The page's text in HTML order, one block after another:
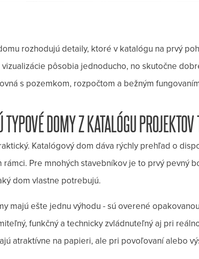
rozhodujú detaily, ktoré v katalógu na prvý
pôsobia jednoducho, no skutočne
s pozemkom, rozpočtom a bežným
TYPOVÉ DOMY Z KATALÓGU
Katalógový dom dáva rýchly prehľad o
rámci. Pre mnohých stavebníkov je to prvý pevný
dom vlastne potrebujú.
majú ešte jednu výhodu - sú overené
funkčný a technicky zvládnuteľný aj pri
atraktívne na papieri, ale pri povoľovaní alebo